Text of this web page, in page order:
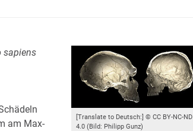
sapiens
am Max-
[Translate to Deutsch:] © CC BY-NC-ND
4.0 (Bild: Philipp Gunz)